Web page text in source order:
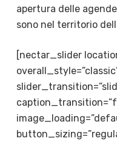
apertura delle
sono nel territorio
[nectar_slider